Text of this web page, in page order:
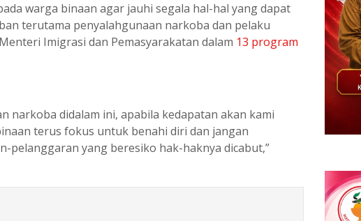
warga binaan agar jauhi segala hal-hal yang dapat
terutama penyalahgunaan narkoba dan pelaku
Imigrasi dan Pemasyarakatan dalam 13 program
narkoba didalam ini, apabila kedapatan akan kami
terus fokus untuk benahi diri dan jangan
pelanggaran yang beresiko hak-haknya dicabut,”